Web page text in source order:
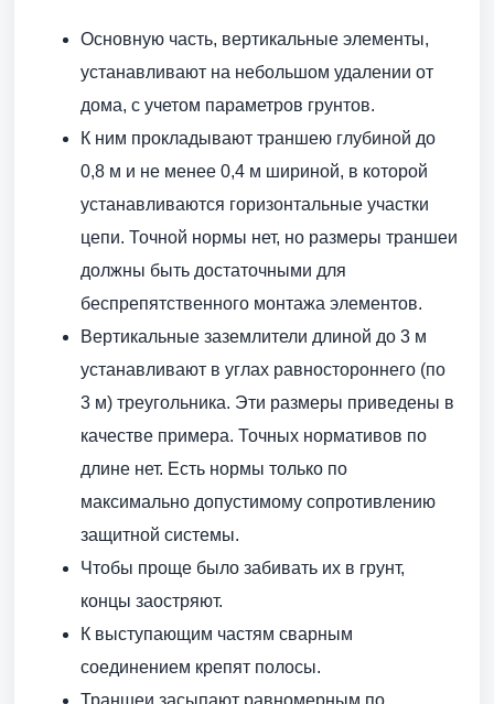
Основную часть, вертикальные элементы,
устанавливают на небольшом удалении от
дома, с учетом параметров грунтов.
К ним прокладывают траншею глубиной до
0,8 м и не менее 0,4 м шириной, в которой
устанавливаются горизонтальные участки
цепи. Точной нормы нет, но размеры траншеи
должны быть достаточными для
беспрепятственного монтажа элементов.
Вертикальные заземлители длиной до 3 м
устанавливают в углах равностороннего (по
3 м) треугольника. Эти размеры приведены в
качестве примера. Точных нормативов по
длине нет. Есть нормы только по
максимально допустимому сопротивлению
защитной системы.
Чтобы проще было забивать их в грунт,
концы заостряют.
К выступающим частям сварным
соединением крепят полосы.